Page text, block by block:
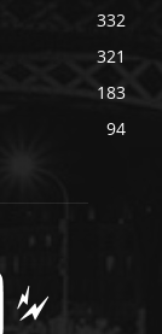
332
321
183
94